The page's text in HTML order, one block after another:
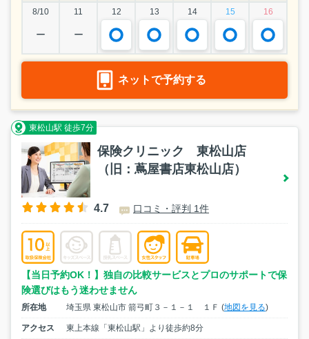
8/10
11 12 13 14 15 16
ー ー
ネットで予約する
東松山駅 徒歩7分
保険クリニック 東松山店
（旧：蔦屋書店東松山店）
4.7 口コミ・評判 1件
【当日予約OK！】独自の比較サービスとプロのサポートで保
険選びはもう迷わせません
所在地 埼玉県 東松山市 箭弓町３－１－１ １Ｆ (地図を見る)
アクセス 東上本線「東松山駅」より徒歩約8分